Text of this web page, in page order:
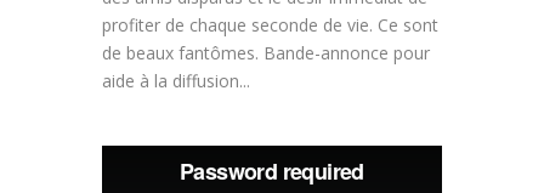
profiter de chaque seconde de vie. Ce sont
de beaux fantômes. Bande-annonce pour
aide à la diffusion...